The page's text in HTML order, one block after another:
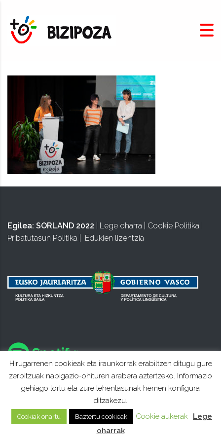
Egilea: SORLAND 2022 Lege oharra Cookie Politika
Pribatutasun Politika
Edukien lizentzia
Hirugarrenen cookieak eta iraunkorrak erabiltzen ditugu gure
zerbitzuak nabigazio-ohituren arabera aztertzeko. Informazio
gehiago lortu eta zure lehentasunak hemen konfigura
ditzakezu.
Cookiak onartu Baztertu cookieak Cookie aukerak
Lege
oharrak